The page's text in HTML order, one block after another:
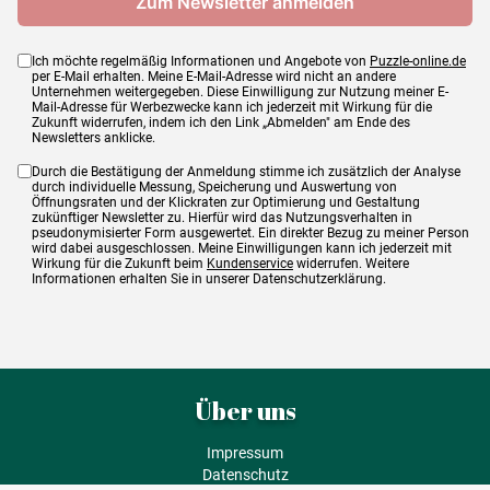
Ich möchte regelmäßig Informationen und Angebote von Puzzle-online.de
per E-Mail erhalten. Meine E-Mail-Adresse wird nicht an andere
Unternehmen weitergegeben. Diese Einwilligung zur Nutzung meiner E-
Mail-Adresse für Werbezwecke kann ich jederzeit mit Wirkung für die
Zukunft widerrufen, indem ich den Link „Abmelden" am Ende des
Newsletters anklicke.
Durch die Bestätigung der Anmeldung stimme ich zusätzlich der Analyse
durch individuelle Messung, Speicherung und Auswertung von
Öffnungsraten und der Klickraten zur Optimierung und Gestaltung
zukünftiger Newsletter zu. Hierfür wird das Nutzungsverhalten in
pseudonymisierter Form ausgewertet. Ein direkter Bezug zu meiner Person
wird dabei ausgeschlossen. Meine Einwilligungen kann ich jederzeit mit
Wirkung für die Zukunft beim Kundenservice widerrufen. Weitere
Informationen erhalten Sie in unserer Datenschutzerklärung.
Über uns
Impressum
Datenschutz